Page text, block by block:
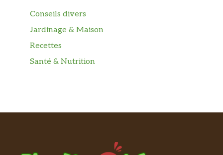
Conseils divers
Jardinage & Maison
Recettes
Santé & Nutrition